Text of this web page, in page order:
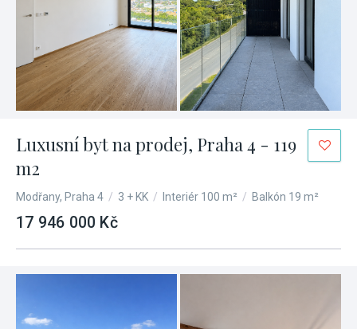
Luxusní byt na prodej, Praha 4 - 119
m2
Modřany, Praha 4 / 3 + KK / Interiér 100 m² / Balkón 19 m²
17 946 000 Kč